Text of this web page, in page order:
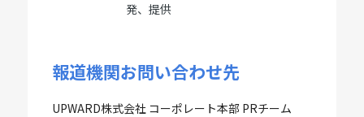
発、提供
報道機関お問い合わせ先
UPWARD株式会社 コーポレート本部 PRチーム